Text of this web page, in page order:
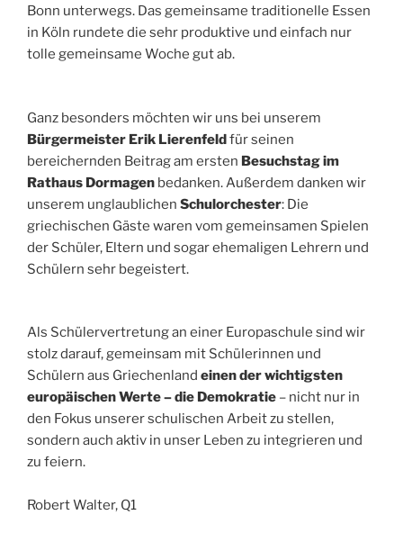
Bonn unterwegs. Das gemeinsame traditionelle Essen
in Köln rundete die sehr produktive und einfach nur
tolle gemeinsame Woche gut ab.
Ganz besonders möchten wir uns bei unserem
Bürgermeister Erik Lierenfeldfür seinen
bereichernden Beitrag am ersten Besuchstag im
Rathaus Dormagen bedanken. Außerdem danken wir
unserem unglaublichen Schulorchester: Die
griechischen Gäste waren vom gemeinsamen Spielen
der Schüler, Eltern und sogar ehemaligen Lehrern und
Schülern sehr begeistert.
Als Schülervertretung an einer Europaschule sind wir
stolz darauf, gemeinsam mit Schülerinnen und
Schülern aus Griechenland einen der wichtigsten
europäischen Werte – die Demokratie – nicht nur in
den Fokus unserer schulischen Arbeit zu stellen,
sondern auch aktiv in unser Leben zu integrieren und
zu feiern.
Robert Walter, Q1